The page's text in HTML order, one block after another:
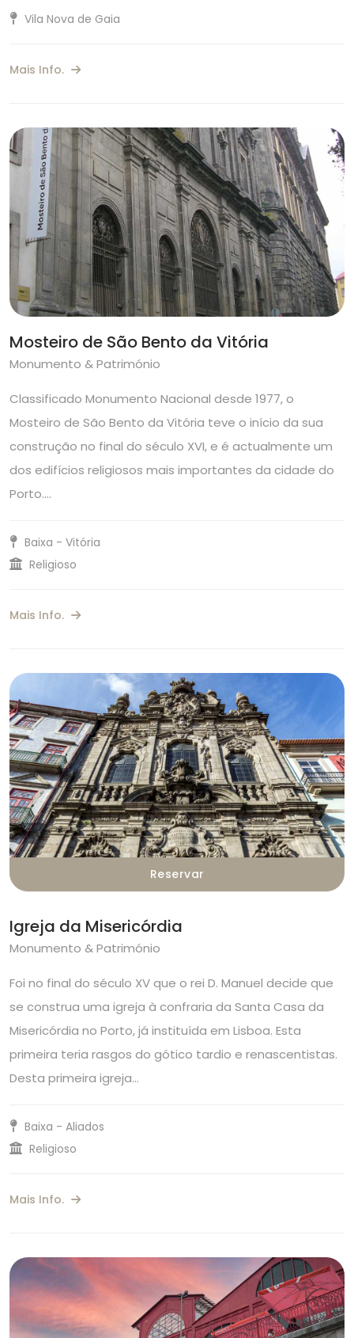
Vila Nova de Gaia
Mais Info.
Mosteiro de São Bento da Vitória
Monumento & Património
Classificado Monumento Nacional desde 1977, o
Mosteiro de São Bento da Vitória teve o início da sua
construção no final do século XVI, e é actualmente um
dos edifícios religiosos mais importantes da cidade do
Porto.…
Baixa - Vitória
Religioso
Mais Info.
Reservar
Igreja da Misericórdia
Monumento & Património
Foi no final do século XV que o rei D. Manuel decide que
se construa uma igreja à confraria da Santa Casa da
Misericórdia no Porto, já instituída em Lisboa. Esta
primeira teria rasgos do gótico tardio e renascentistas.
Desta primeira igreja…
Baixa - Aliados
Religioso
Mais Info.